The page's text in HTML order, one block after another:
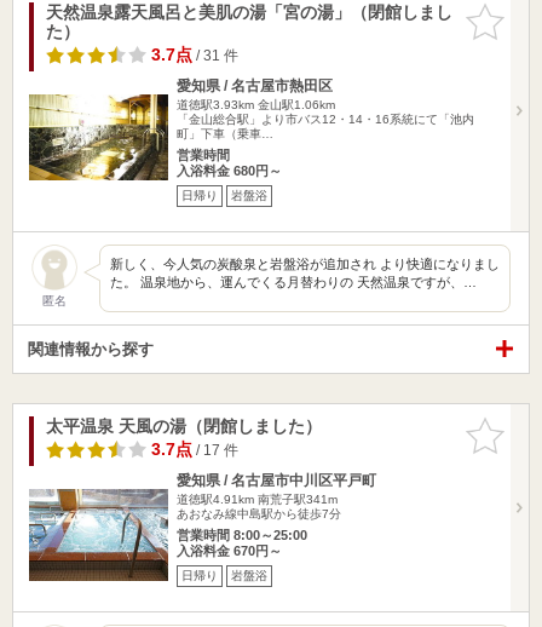
お気に入
りに追加
天然温泉露天風呂と美肌の湯「宮の湯」（閉館しまし
た）
3.7点/ 31 件
愛知県 / 名古屋市熱田区
道徳駅3.93km 金山駅1.06km
「金山総合駅」より市バス12・14・16系統にて「池内
町」下車（乗車…
営業時間
入浴料金 680円～
日帰り 岩盤浴
匿名
新しく、今人気の炭酸泉と岩盤浴が追加され より快適になりまし
た。 温泉地から、運んでくる月替わりの 天然温泉ですが、…
関連情報から探す
お気に入
りに追加
太平温泉 天風の湯（閉館しました）
3.7点/ 17 件
愛知県 / 名古屋市中川区平戸町
道徳駅4.91km 南荒子駅341m
あおなみ線中島駅から徒歩7分
営業時間 8:00～25:00
入浴料金 670円～
日帰り 岩盤浴